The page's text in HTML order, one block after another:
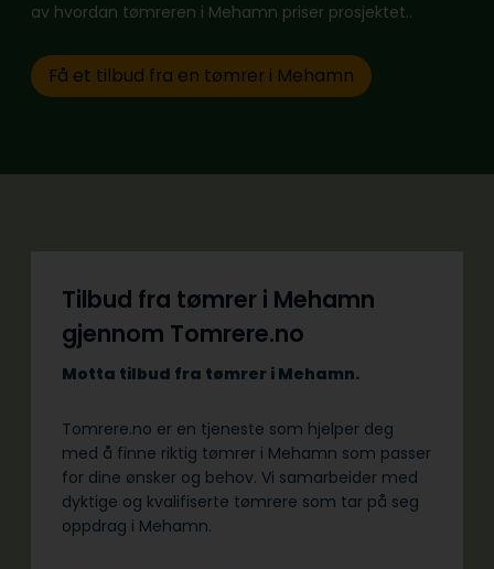
av hvordan tømreren i Mehamn priser prosjektet..
Få et tilbud fra en tømrer i Mehamn
Tilbud fra tømrer i Mehamn
gjennom Tomrere.no
Motta tilbud fra tømrer i Mehamn.
Tomrere.no er en tjeneste som hjelper deg
med å finne riktig tømrer i Mehamn som passer
for dine ønsker og behov. Vi samarbeider med
dyktige og kvalifiserte tømrere som tar på seg
oppdrag i Mehamn.